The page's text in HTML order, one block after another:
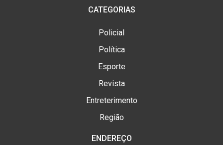
CATEGORIAS
Policial
Política
Esporte
Revista
Entreterimento
Região
ENDEREÇO